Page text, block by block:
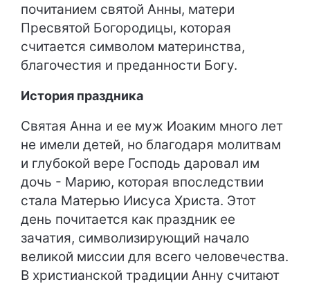
почитанием святой Анны, матери
Пресвятой Богородицы, которая
считается символом материнства,
благочестия и преданности Богу.
История праздника
Святая Анна и ее муж Иоаким много лет
не имели детей, но благодаря молитвам
и глубокой вере Господь даровал им
дочь - Марию, которая впоследствии
стала Матерью Иисуса Христа. Этот
день почитается как праздник ее
зачатия, символизирующий начало
великой миссии для всего человечества.
В христианской традиции Анну считают